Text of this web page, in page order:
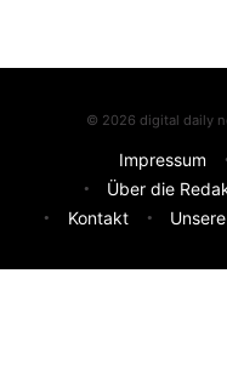
© 2026 digital daily
Impressum
Über die
Kontakt